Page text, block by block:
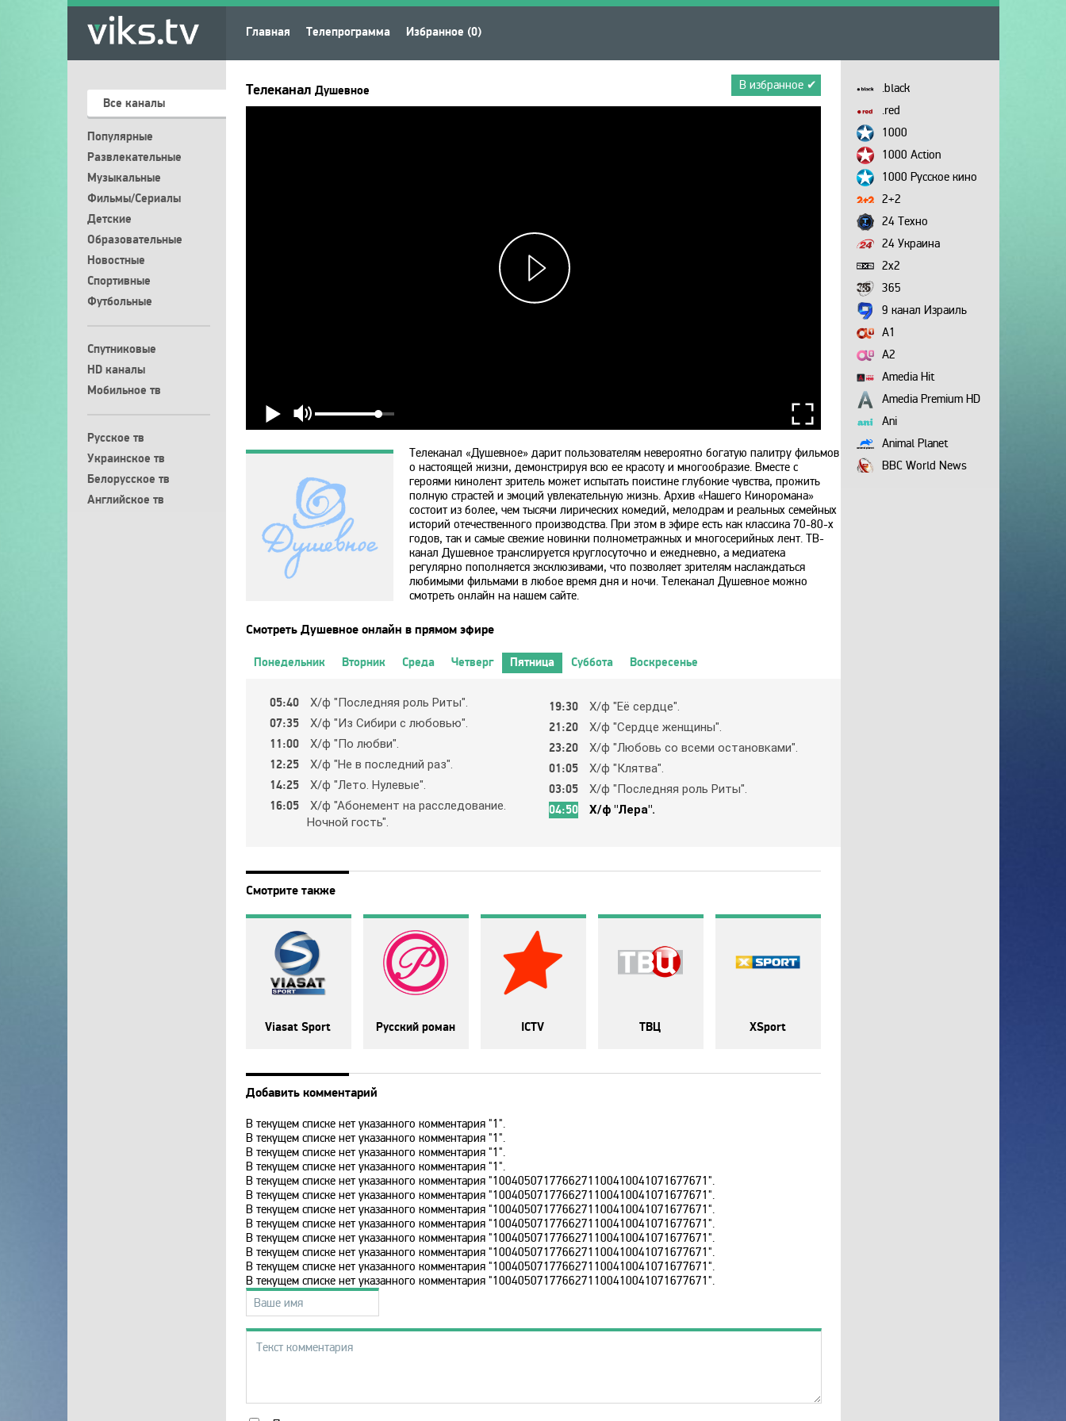
Главная Телепрограмма Избранное (0)
Все каналы
Популярные
Развлекательные
Музыкальные
Фильмы/Сериалы
Детские
Образовательные
Новостные
Спортивные
Футбольные
Спутниковые
HD каналы
Мобильное тв
Русское тв
Украинское тв
Белорусское тв
Английское тв
В избранное ✔
Телеканал Душевное
Телеканал «Душевное» дарит пользователям невероятно богатую палитру фильмов
о настоящей жизни, демонстрируя всю ее красоту и многообразие. Вместе с
героями кинолент зритель может испытать поистине глубокие чувства, прожить
полную страстей и эмоций увлекательную жизнь. Архив «Нашего Киноромана»
состоит из более, чем тысячи лирических комедий, мелодрам и реальных семейных
историй отечественного производства. При этом в эфире есть как классика 70-80-х
годов, так и самые свежие новинки полнометражных и многосерийных лент. ТВ-
канал Душевное транслируется круглосуточно и ежедневно, а медиатека
регулярно пополняется эксклюзивами, что позволяет зрителям наслаждаться
любимыми фильмами в любое время дня и ночи. Телеканал Душевное можно
смотреть онлайн на нашем сайте.
Смотреть Душевное онлайн в прямом эфире
Понедельник Вторник Среда Четверг Пятница Суббота Воскресенье
05:40 Х/ф "Пocлeдняя poль Риты".
07:35 Х/ф "Из Cибиpи c любoвью".
11:00 Х/ф "Пo любви".
12:25 Х/ф "Нe в пocлeдний paз".
14:25 Х/ф "Лeтo. Нyлeвыe".
16:05
Х/ф "Aбoнeмeнт нa paccлeдoвaниe.
Нoчнoй гocть".
19:30 Х/ф "Eё cepдцe".
21:20 Х/ф "Cepдцe жeнщины".
23:20 Х/ф "Любoвь co вceми ocтaнoвкaми".
01:05 Х/ф "Клятвa".
03:05 Х/ф "Пocлeдняя poль Риты".
04:50 Х/ф "Лepa".
Смотрите также
Viasat Sport Русский роман ICTV ТВЦ XSport
Добавить комментарий
В текущем списке нет указанного комментария "1".
В текущем списке нет указанного комментария "1".
В текущем списке нет указанного комментария "1".
В текущем списке нет указанного комментария "1".
В текущем списке нет указанного комментария "1004050717766271100410041071677671".
В текущем списке нет указанного комментария "1004050717766271100410041071677671".
В текущем списке нет указанного комментария "1004050717766271100410041071677671".
В текущем списке нет указанного комментария "1004050717766271100410041071677671".
В текущем списке нет указанного комментария "1004050717766271100410041071677671".
В текущем списке нет указанного комментария "1004050717766271100410041071677671".
В текущем списке нет указанного комментария "1004050717766271100410041071677671".
В текущем списке нет указанного комментария "1004050717766271100410041071677671".
.black
.red
1000
1000 Action
1000 Русское кино
2+2
24 Техно
24 Украина
2х2
365
9 канал Израиль
A1
A2
Amedia Hit
Amedia Premium HD
Ani
Animal Planet
BBC World News